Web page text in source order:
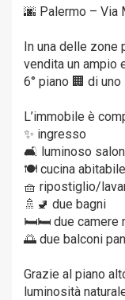
🌆 Palermo – Via
In una delle zone
vendita un ampio
6° piano 🏢 di
L’immobile è
✨ ingresso
🛋️ luminoso
🍽️ cucina abitabile
🧺 ripostiglio/
🚿🚽 due bagni
🛏️🛏️ due camere
🌅 due balconi
Grazie al piano
luminosità